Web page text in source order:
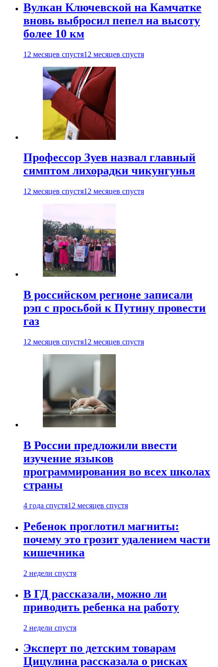
Вулкан Ключевской на Камчатке
вновь выбросил пепел на высоту
более 10 км
12 месяцев спустя12 месяцев спустя
Профессор Зуев назвал главный
симптом лихорадки чикунгунья
12 месяцев спустя12 месяцев спустя
В российском регионе записали
рэп с просьбой к Путину провести
газ
12 месяцев спустя12 месяцев спустя
В России предложили ввести
изучение языков
программирования во всех школах
страны
4 года спустя12 месяцев спустя
Ребенок проглотил магниты:
почему это грозит удалением части
кишечника
2 недели спустя
В ГД рассказали, можно ли
приводить ребенка на работу
2 недели спустя
Эксперт по детским товарам
Цицулина рассказала о рисках